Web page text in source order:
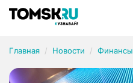
Главная Новости Финансы